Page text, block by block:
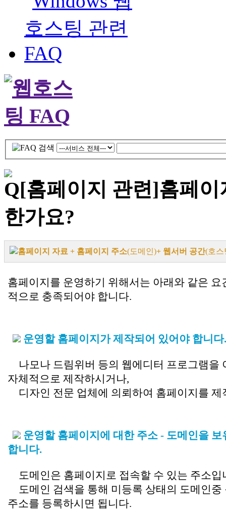
[홈페이지 관련]홈페이
한가요?
홈페이지 자료 + 홈페이지 주소(도메인)+ 웹서버 공간(호스
홈페이지를 운영하기 위해서는 아래와 같은 요
적으로 충족되어야 합니다.
운영할 홈페이지가 제작되어 있어야 합니다.
나모나 드림위버 등의 웹에디터 프로그램을
자체적으로 제작하시거나,
디자인 전문 업체에 의뢰하여 홈페이지를 제
운영할 홈페이지에 대한 주소 - 도메인을 보
합니다.
도메인은 홈페이지로 접속할 수 있는 주소입
도메인 검색을 통해 미등록 상태의 도메인중
주소를 등록하시면 됩니다.